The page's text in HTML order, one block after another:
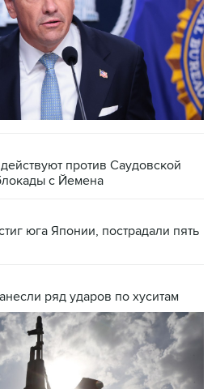
против Саудовской
с Йемена
юга Японии, пострадали пять
ряд ударов по хуситам